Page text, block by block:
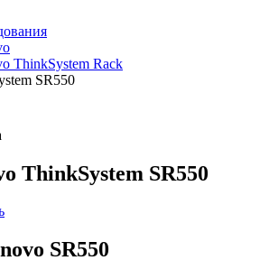
ThinkSystem Rack
SR550
ThinkSystem SR550
SR550